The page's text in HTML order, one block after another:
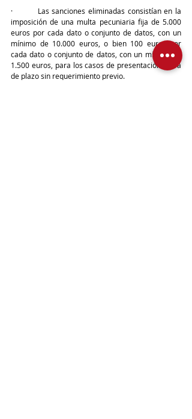
·         Las sanciones eliminadas consistían en la
imposición de una multa pecuniaria fija de 5.000
euros por cada dato o conjunto de datos, con un
mínimo de 10.000 euros, o bien 100 euros por
cada dato o conjunto de datos, con un mínimo de
1.500 euros, para los casos de presentación fuera
de plazo sin requerimiento previo.